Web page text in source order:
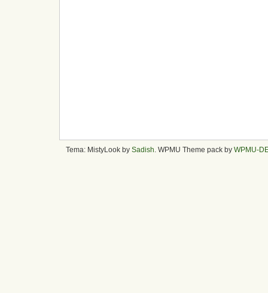
Tema: MistyLook by Sadish . WPMU Theme pack by WPMU-